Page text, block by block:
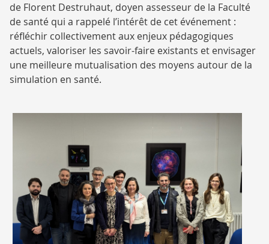
de Florent Destruhaut, doyen assesseur de la Faculté
de santé qui a rappelé l’intérêt de cet événement :
réfléchir collectivement aux enjeux pédagogiques
actuels, valoriser les savoir-faire existants et envisager
une meilleure mutualisation des moyens autour de la
simulation en santé.